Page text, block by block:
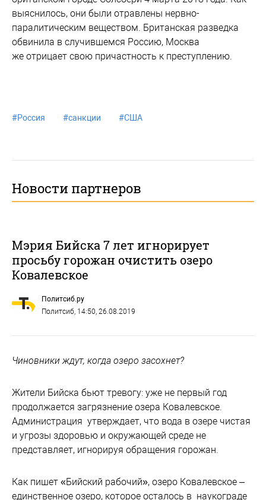
выяснилось, они были отравлены нервно-
паралитическим веществом. Британская разведка
обвинила в случившемся Россию, Москва
же отрицает свою причастность к преступлению.
#Россия #санкции #США
Новости партнеров
Мэрия Бийска 7 лет игнорирует
просьбу горожан очистить озеро
Ковалевское
Политсиб.ру
Политсиб, 14:50, 26.08.2019
Чиновники ждут, когда озеро засохнет?
Жители Бийска бьют тревогу: уже не первый год
продолжается загрязнение озера Ковалевское.
Администрация утверждает, что вода в озере чистая
и угрозы здоровью и окружающей среде не
представляет, игнорируя обращения горожан.
Как пишет «Бийский рабочий», озеро Ковалевское –
единственное озеро, которое осталось в наукограде